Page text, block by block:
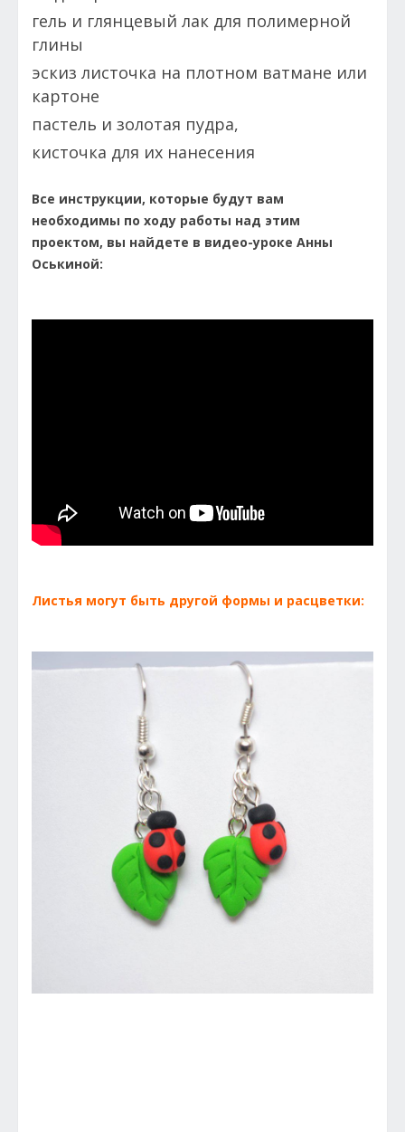
гель и глянцевый лак для полимерной
глины
эскиз листочка на плотном ватмане или
картоне
пастель и золотая пудра,
кисточка для их нанесения
Все инструкции, которые будут вам
необходимы по ходу работы над этим
проектом, вы найдете в видео-уроке Анны
Оськиной:
Листья могут быть другой формы и расцветки: